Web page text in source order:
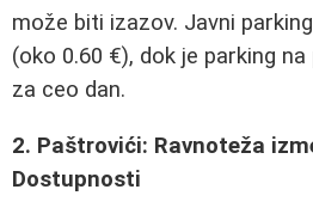
može biti izazov. Javni
(oko 0.60 €), dok je parking
za ceo dan.
2. Paštrovići: Ravnoteža
Dostupnosti